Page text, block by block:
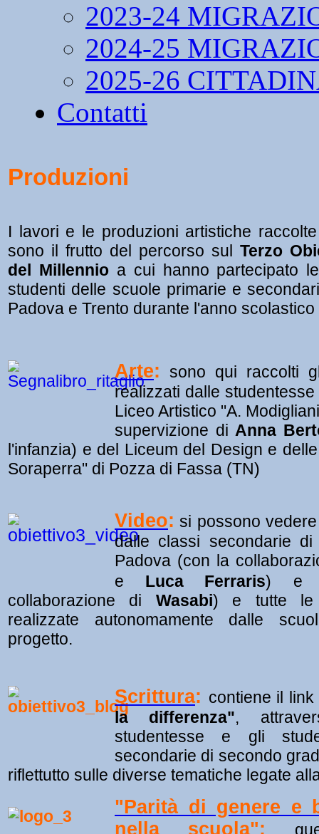
2023-24
2024-25
2025-26
Contatti
Produzioni
I lavori e le produzioni artistiche
sono il frutto del percorso sul Terzo
del Millennioa cui hanno partecipato
studenti delle scuole primarie e
Padova e Trento durante l'anno
Arte: sono qui raccolti
realizzati dalle
Liceo Artistico "A.
supervizione di Anna
l'infanzia) e del Liceum del Design e
Soraperra" di Pozza di Fassa (TN)
Video: si possono
dalle classi secondarie
Padova (con la
e Luca Ferraris)
e
collaborazione di Wasabi) e tutte le
realizzate autonomamente dalle
progetto.
Scrittura: contiene il
la differenza",
studentesse e gli
secondarie di secondo
riflettutto sulle diverse tematiche legate
"Parità di genere e
nella scuola":